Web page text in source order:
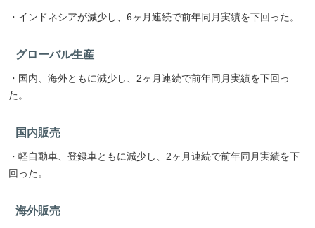
・インドネシアが減少し、6ヶ月連続で前年同月実績を下回った。
グローバル生産
・国内、海外ともに減少し、2ヶ月連続で前年同月実績を下回っ
た。
国内販売
・軽自動車、登録車ともに減少し、2ヶ月連続で前年同月実績を下
回った。
海外販売